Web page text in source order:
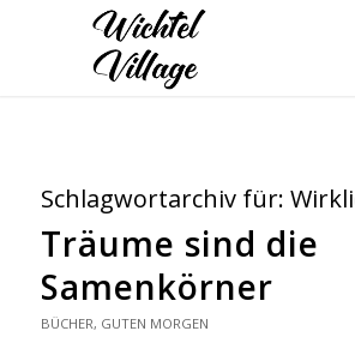
Schlagwortarchiv für:
Träume sind die
Samenkörner
BÜCHER, GUTEN MORGEN